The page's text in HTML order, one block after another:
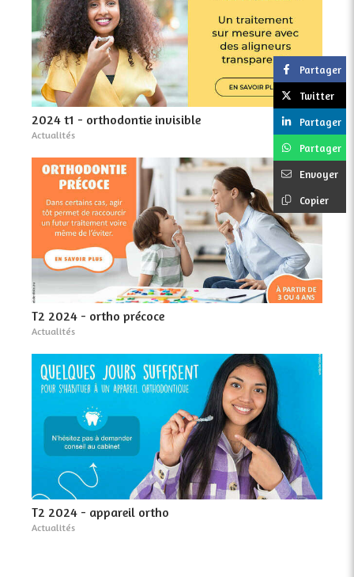
2024 t1 - orthodontie invisible
Actualités
T2 2024 - ortho précoce
Actualités
T2 2024 - appareil ortho
Actualités
Partager
Twitter
Partager
Partager
Envoyer
Copier